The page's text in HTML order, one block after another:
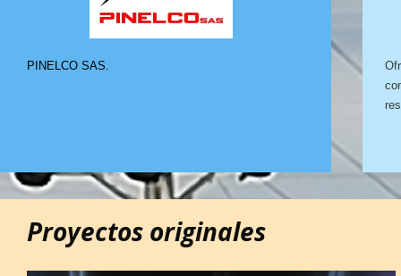
Proyectos originales
PINELCO SAS.